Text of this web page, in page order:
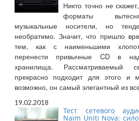
Никто точно не
форматы
музыкальные носители, но
необратимо. Значит, что пришло
тем, как с наименьшими
перенести привычные CD в
хранилища. Рассматриваемый
прекрасно подходит для этого и
возможно, он самый элегантный из
19.02.2018
Тест сетевого
Naim Uniti Nova: